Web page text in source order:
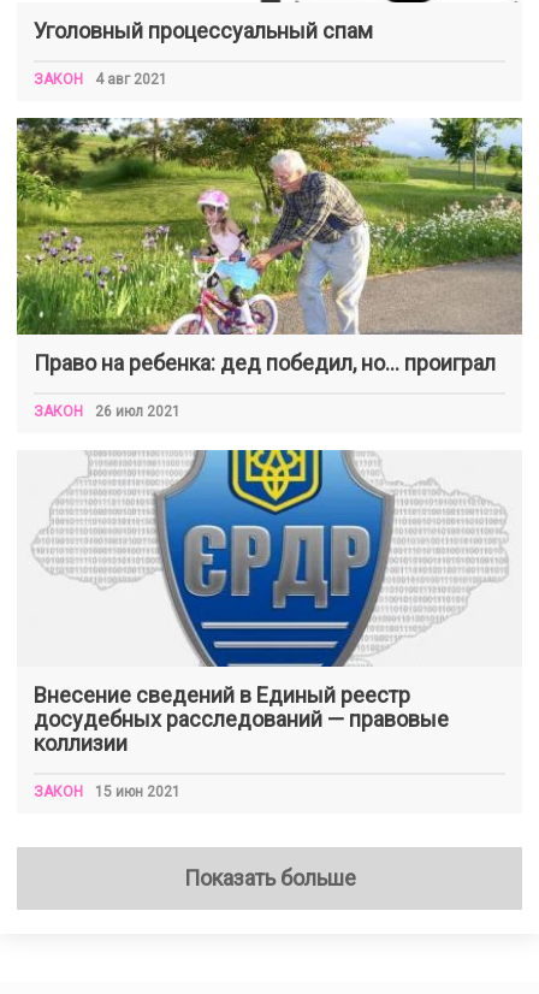
Уголовный процессуальный спам
ЗАКОН 4 авг 2021
Право на ребенка: дед победил, но… проиграл
ЗАКОН 26 июл 2021
Внесение сведений в Единый реестр
досудебных расследований — правовые
коллизии
ЗАКОН 15 июн 2021
Показать больше